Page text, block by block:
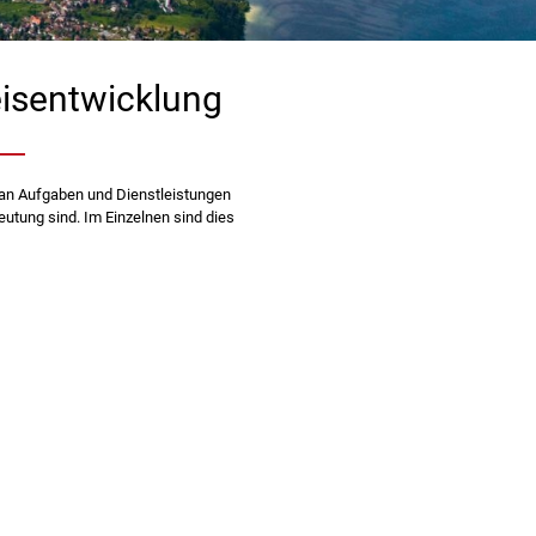
Aufgaben und Dienstleistungen
sind. Im Einzelnen sind dies